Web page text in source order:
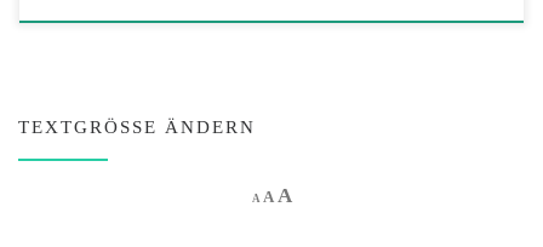
TEXTGRÖSSE ÄNDERN
A Decrease font size.
AReset font size.
AIncrease font size.